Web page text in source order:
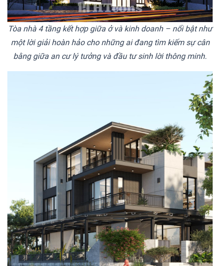
Tòa nhà 4 tầng kết hợp giữa ở và kinh doanh – nổi bật như
một lời giải hoàn hảo cho những ai đang tìm kiếm sự cân
bằng giữa an cư lý tưởng và đầu tư sinh lời thông minh.